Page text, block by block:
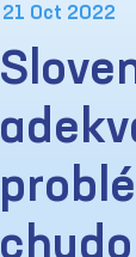
21 Oct 2022